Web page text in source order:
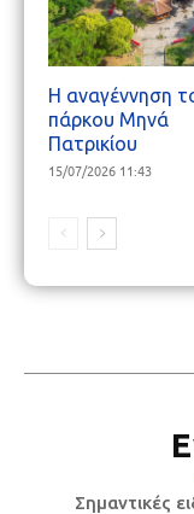
Η αναγέννηση
πάρκου Μηνά
Πατρικίου
15/07/2026 11:43
Σημαντικές